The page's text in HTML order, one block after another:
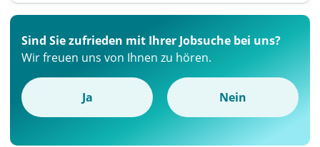
Sind Sie zufrieden mit Ihrer Jobsuche bei uns?
Wir freuen uns von Ihnen zu hören.
Ja Nein